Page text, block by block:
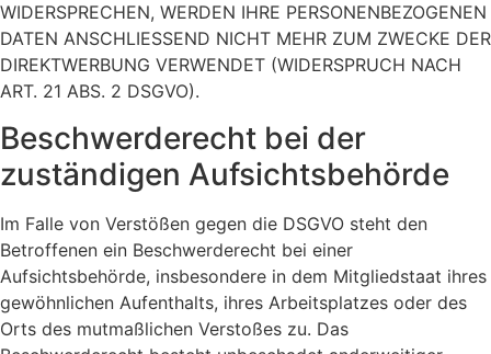
WIDERSPRECHEN, WERDEN IHRE PERSONENBEZOGENEN
DATEN ANSCHLIESSEND NICHT MEHR ZUM ZWECKE DER
DIREKTWERBUNG VERWENDET (WIDERSPRUCH NACH
ART. 21 ABS. 2 DSGVO).
Beschwerde­recht bei der
zuständigen Aufsichts­behörde
Im Falle von Verstößen gegen die DSGVO steht den
Betroffenen ein Beschwerderecht bei einer
Aufsichtsbehörde, insbesondere in dem Mitgliedstaat ihres
gewöhnlichen Aufenthalts, ihres Arbeitsplatzes oder des
Orts des mutmaßlichen Verstoßes zu. Das